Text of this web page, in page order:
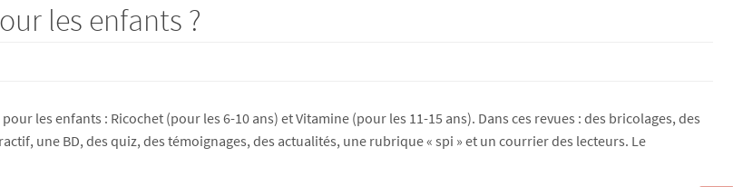
les enfants ?
les enfants : Ricochet (pour les 6-10 ans) et Vitamine (pour les 11-15 ans). Dans ces revues : des bricolages, des
une BD, des quiz, des témoignages, des actualités, une rubrique « spi » et un courrier des lecteurs. Le